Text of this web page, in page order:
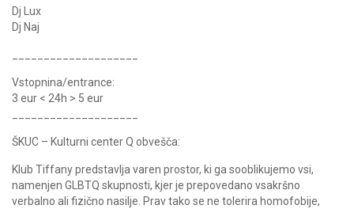
Dj Lux
Dj Naj
Vstopnina/entrance:
3 eur < 24h > 5 eur
ŠKUC – Kulturni center Q obvešča:
Klub Tiffany predstavlja varen prostor, ki ga sooblikujemo vsi,
namenjen GLBTQ skupnosti, kjer je prepovedano vsakršno
verbalno ali fizično nasilje. Prav tako se ne tolerira homofobije,